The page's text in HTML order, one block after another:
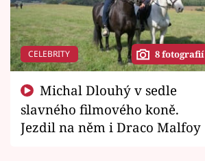
CELEBRITY 8 fotografií
slavného filmového koně.
Jezdil na něm i Draco Malfoy